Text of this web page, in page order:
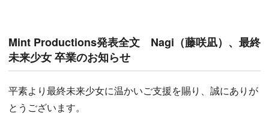
Mint Productions発表全文 Nagi（藤咲凪）、最終
未来少女 卒業のお知らせ
平素より最終未来少女に温かいご支援を賜り、誠にありが
とうございます。